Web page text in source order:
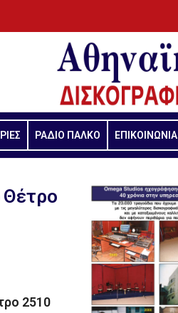
ΡΑΔΙΟ ΠΑΛΚΟ ΕΠΙΚΟΙΝΩΝΙΑ
2510